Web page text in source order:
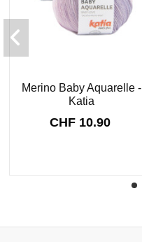
Merino Baby Aquarelle -
Katia
CHF 10.90